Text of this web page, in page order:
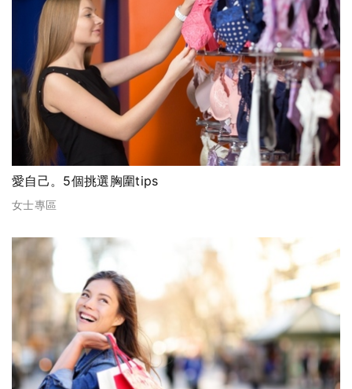
愛自己。5個挑選胸圍tips
女士專區